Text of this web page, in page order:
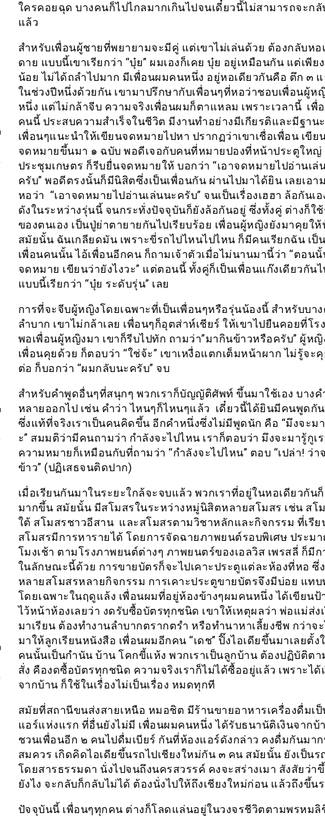
ใครคอยฉุด บางคนก็ไปไกลมากเกินไปจนเดี๋ยวนี้ไม่สามารถจะกลั
แล้ว
สำหรับเพื่อนผู้ชายที่พยายามจะมีคู่ แต่เขาไม่เล่นด้วย ต้องกลับหอ
ดาย แบบนี้เขาเรียกว่า “บุ๋ย” ผมเองก็เคย บุ๋ย อยู่เหมือนกัน แต่เพีย
น้อย ไม่ได้ถลำไปมาก มีเพื่อนผมคนหนึ่ง อยู่หอเดียวกันคือ ตึก ๓
ในช่วงปีหนึ่งด้วยกัน เขามาปรึกษากับเพื่อนๆที่หอว่าชอบเพื่อนผู้ห
หนึ่ง แต่ไม่กล้าจีบ ความจริงเพื่อนผมก็ตาแหลม เพราะเวลานี้ เพื่
คนนี้ ประสบความสำเร็จในชีวิต มีงานทำอย่างมีเกียรติและมีฐาน
เพื่อนๆแนะนำให้เขียนจดหมายไปหา ปรากฏว่าเขาเชื่อเพื่อน เขีย
จดหมายขึ้นมา ๑ ฉบับ พอดีเจอกับคนที่หมายปองที่หน้าประตูใหญ่
ประชุมเกษตร ก็รีบยื่นจดหมายให้ บอกว่า “เอาจดหมายไปอ่านเล่
ครับ” พอดีตรงนั้นก็มีนิสิตซึ่งเป็นเพื่อนกัน ผ่านไปมาได้ยิน เลยเอา
หอว่า “เอาจดหมายไปอ่านเล่นนะครับ” จนเป็นเรื่องเฮฮา ล้อกันเ
ดังในระหว่างรุ่นนี้ จนกระทั่งปัจจุบันก็ยังล้อกันอยู่ ซึ่งทั้งคู่ ต่างก็ใ
ของตนเอง เป็นปู่ย่าตายายกันไปเรียบร้อย เพื่อนผู้หญิงยังมาคุยให้
สมัยนั้น ฉันเกลียดมัน เพราะขี่รถไปไหนไปไหน ก็มีคนเรียกฉัน เป็
เพื่อนคนนั้น ไอ้เพื่อนอีกคน ก็ถามเจ้าตัวเมื่อไม่นานมานี้ว่า “ตอน
จดหมาย เขียนว่ายังไงวะ” แต่ตอนนี้ ทั้งคู่ก็เป็นเพื่อนแก๊งเดียวกัน
แบบนี้เรียกว่า “บุ๋ย ระดับรุ่น” เลย
การที่จะจีบผู้หญิงโดยเฉพาะที่เป็นเพื่อนๆหรือรุ่นน้องนี้ สำหรับบา
ลำบาก เขาไม่กล้าเลย เพื่อนๆก็อุตส่าห์เชียร์ ให้เขาไปยืนคอยที่โร
พอเพื่อนผู้หญิงมา เขาก็รีบไปทัก ถามว่า”มากินข้าวหรือครับ” ผู้หญิ
เพื่อนคุยด้วย ก็ตอบว่า “ใช่จ้ะ” เขาเหงื่อแตกเต็มหน้าผาก ไม่รู้จะ
ต่อ ก็บอกว่า “ผมกลับนะครับ” จบ
สำหรับคำพูดอื่นๆที่สนุกๆ พวกเราก็บัญญัติศัพท์ ขึ้นมาใช้เอง บางค
หลายออกไป เช่น คำว่า ไหนๆก็ไหนๆแล้ว เดี๋ยวนี้ได้ยินมีคนพูดกั
ซึ่งแท้ที่จริงเราเป็นคนคิดขึ้น อีกคำหนึ่งซึ่งไม่มีพูดนัก คือ “มึงจะมา
ะ” สมมติว่ามีคนถามว่า กำลังจะไปไหน เราก็ตอบว่า มึงจะมารู้กูเ
ความหมายก็เหมือนกับที่ถามว่า “กำลังจะไปไหน” ตอบ “เปล่า! ว่า
ข้าว” (ปฏิเสธจนติดปาก)
เมื่อเรียนกันมาในระยะใกล้จะจบแล้ว พวกเราที่อยู่ในหอเดียวกัน
มากขึ้น สมัยนั้น มีสโมสรในระหว่างหมู่นิสิตหลายสโมสร เช่น สโ
ใต้ สโมสรชาวอีสาน และสโมสรตามวิชาหลักและกิจกรรม ที่เรีย
สโมสรมีการหารายได้ โดยการจัดฉายภาพยนต์รอบพิเศษ ประม
โมงเช้า ตามโรงภาพยนต์ต่างๆ ภาพยนตร์ของเอลวิส เพรสลี่ ก็มี
ในลักษณะนี้ด้วย การขายบัตรก็จะไปเคาะประตูแต่ละห้องที่หอ ซึ่
หลายสโมสรหลายกิจกรรม การเคาะประตูขายบัตรจึงมีบ่อย แท
โดยเฉพาะในฤดูแล้ง เพื่อนผมที่อยู่ห้องข้างๆผมคนหนึ่ง ได้เขียนป้
ไว้หน้าห้องเลยว่า งดรับซื้อบัตรทุกชนิด เขาให้เหตุผลว่า พ่อแม่ส่ง
มาเรียน ต้องทำงานลำบากตรากตรำ หรือทำนาหาเลี้ยงชีพ กว่าจะ
มาให้ลูกเรียนหนังสือ เพื่อนผมอีกคน “เดช” ปิ๊งไอเดียขึ้นมาเลยตั้ง
คนนั้นเป็นกำนัน บ้าน โคกขี้แห้ง พวกเราเป็นลูกบ้าน ต้องปฏิบัติต
สั่ง คืองดซื้อบัตรทุกชนิด ความจริงเราก็ไม่ได้ซื้ออยู่แล้ว เพราะได้
จากบ้าน ก็ใช้ในเรื่องไม่เป็นเรื่อง หมดทุกที
สมัยที่สถานีขนส่งสายเหนือ หมอชิต มีร้านขายอาหารเครื่องดื่มเป็
แอร์แห่งแรก ที่อื่นยังไม่มี เพื่อนผมคนหนึ่ง ได้รับธนานัติเงินจากบ้
ชวนเพื่อนอีก ๒ คนไปดื่มเบียร์ กันที่ห้องแอร์ดังกล่าว คงดื่มกันมา
สมควร เกิดคิดไอเดียขึ้นรถไปเชียงใหม่กัน ๓ คน สมัยนั้น ยังเป็นร
โดยสารธรรมดา นั่งไปจนถึงนครสวรรค์ คงจะสร่างเมา สังสัยว่า
ยังไง จะกลับก็กลับไม่ได้ ต้องนั่งไปให้ถึงเชียงใหม่ก่อน แล้วถึงขึ้น
ปัจจุบันนี้ เพื่อนๆทุกคน ต่างก็โลดแล่นอยู่ในวงจรชีวิตตามพรหมลิ